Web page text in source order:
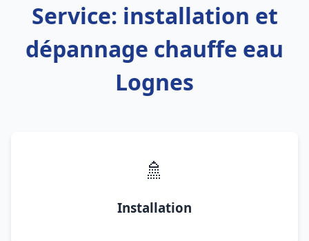
Service: installation et
dépannage chauffe eau
Lognes
🚿
Installation